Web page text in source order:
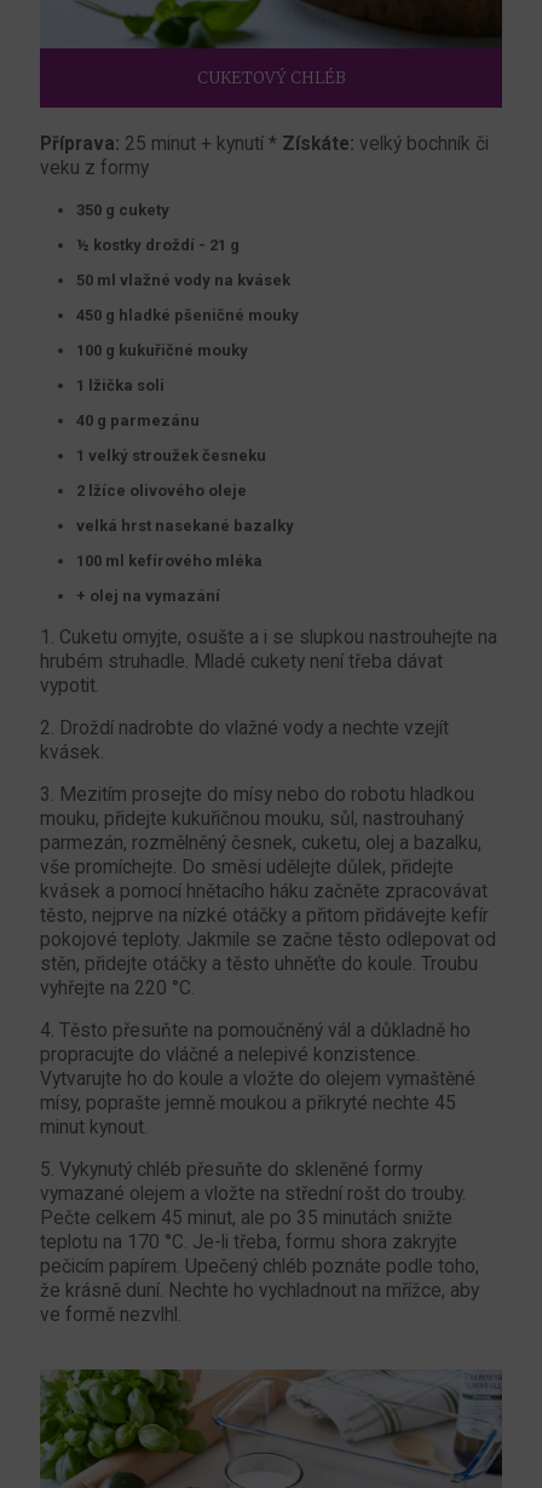
CUKETOVÝ CHLÉB
Příprava: 25 minut + kynutí * Získáte: velký bochník či
veku z formy
350 g cukety
½ kostky droždí - 21 g
50 ml vlažné vody na kvásek
450 g hladké pšeničné mouky
100 g kukuřičné mouky
1 lžička soli
40 g parmezánu
1 velký stroužek česneku
2 lžíce olivového oleje
velká hrst nasekané bazalky
100 ml kefírového mléka
+ olej na vymazání
1. Cuketu omyjte, osušte a i se slupkou nastrouhejte na
hrubém struhadle. Mladé cukety není třeba dávat
vypotit.
2. Droždí nadrobte do vlažné vody a nechte vzejít
kvásek.
3. Mezitím prosejte do mísy nebo do robotu hladkou
mouku, přidejte kukuřičnou mouku, sůl, nastrouhaný
parmezán, rozmělněný česnek, cuketu, olej a bazalku,
vše promíchejte. Do směsi udělejte důlek, přidejte
kvásek a pomocí hnětacího háku začněte zpracovávat
těsto, nejprve na nízké otáčky a přitom přidávejte kefír
pokojové teploty. Jakmile se začne těsto odlepovat od
stěn, přidejte otáčky a těsto uhněťte do koule. Troubu
vyhřejte na 220 °C.
4. Těsto přesuňte na pomoučněný vál a důkladně ho
propracujte do vláčné a nelepivé konzistence.
Vytvarujte ho do koule a vložte do olejem vymaštěné
mísy, poprašte jemně moukou a přikryté nechte 45
minut kynout.
5. Vykynutý chléb přesuňte do skleněné formy
vymazané olejem a vložte na střední rošt do trouby.
Pečte celkem 45 minut, ale po 35 minutách snižte
teplotu na 170 °C. Je-li třeba, formu shora zakryjte
pečicím papírem. Upečený chléb poznáte podle toho,
že krásně duní. Nechte ho vychladnout na mřížce, aby
ve formě nezvlhl.